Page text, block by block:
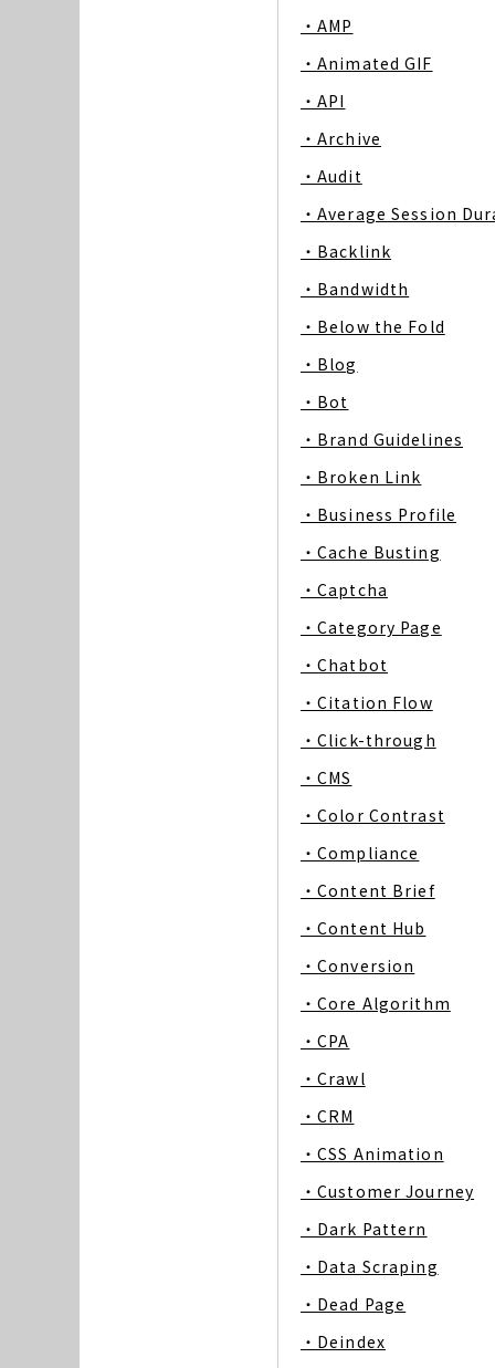
・AMP
・Animated GIF
・API
・Archive
・Audit
・Average Session
・Backlink
・Bandwidth
・Below the Fold
・Blog
・Bot
・Brand Guidelines
・Broken Link
・Business Profile
・Cache Busting
・Captcha
・Category Page
・Chatbot
・Citation Flow
・Click-through
・CMS
・Color Contrast
・Compliance
・Content Brief
・Content Hub
・Conversion
・Core Algorithm
・CPA
・Crawl
・CRM
・CSS Animation
・Customer Journey
・Dark Pattern
・Data Scraping
・Dead Page
・Deindex